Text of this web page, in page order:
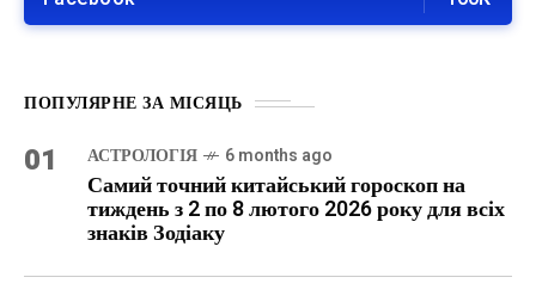
ПОПУЛЯРНЕ ЗА МІСЯЦЬ
01 АСТРОЛОГІЯ 6 months ago
Самий точний китайський гороскоп на
тиждень з 2 по 8 лютого 2026 року для всіх
знаків Зодіаку